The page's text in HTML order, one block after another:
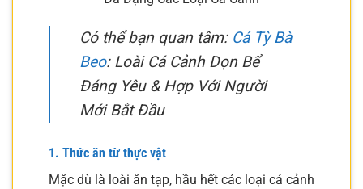
Có thể bạn quan tâm: Cá Tỳ Bà
Beo: Loài Cá Cảnh Dọn Bể
Đáng Yêu & Hợp Với Người
Mới Bắt Đầu
1. Thức ăn từ thực vật
Mặc dù là loài ăn tạp, hầu hết các loại cá cảnh